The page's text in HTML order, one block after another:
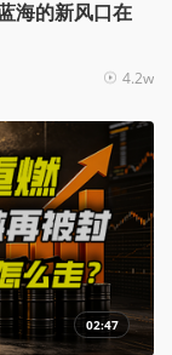
海的新风口在
4.2w
02:47